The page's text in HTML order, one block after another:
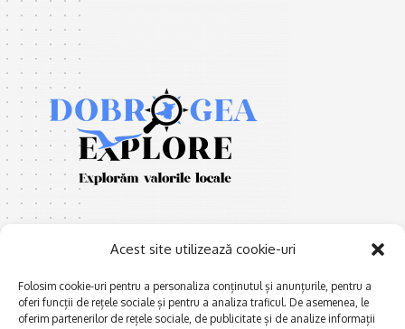
Acest site utilizează cookie-uri
Folosim cookie-uri pentru a personaliza conținutul și anunțurile, pentru a
oferi funcții de rețele sociale și pentru a analiza traficul. De asemenea, le
oferim partenerilor de rețele sociale, de publicitate și de analize informații
E xplorăm Dobrogea,
Afaceri și meșteșuguri